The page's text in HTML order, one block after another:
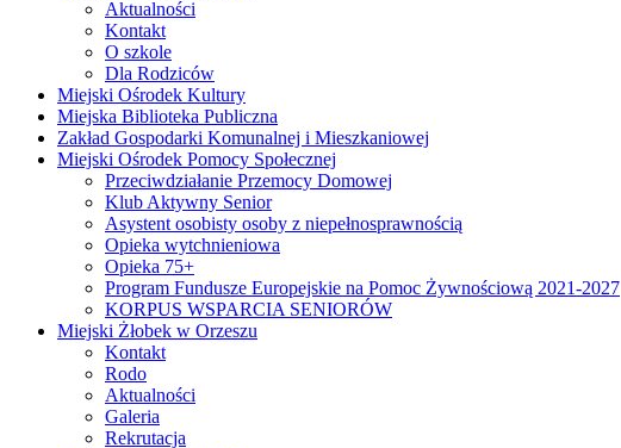
Aktualności
Kontakt
O szkole
Dla Rodziców
Miejski Ośrodek Kultury
Miejska Biblioteka Publiczna
Zakład Gospodarki Komunalnej i Mieszkaniowej
Miejski Ośrodek Pomocy Społecznej
Przeciwdziałanie Przemocy Domowej
Klub Aktywny Senior
Asystent osobisty osoby z niepełnosprawnością
Opieka wytchnieniowa
Opieka 75+
Program Fundusze Europejskie na Pomoc Żywnościową 2021-2027
KORPUS WSPARCIA SENIORÓW
Miejski Żłobek w Orzeszu
Kontakt
Rodo
Aktualności
Galeria
Rekrutacja